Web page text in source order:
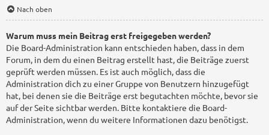
Nach oben
Warum muss mein Beitrag erst freigegeben werden?
Die Board-Administration kann entschieden haben, dass in dem
Forum, in dem du einen Beitrag erstellt hast, die Beiträge zuerst
geprüft werden müssen. Es ist auch möglich, dass die
Administration dich zu einer Gruppe von Benutzern hinzugefügt
hat, bei denen sie die Beiträge erst begutachten möchte, bevor sie
auf der Seite sichtbar werden. Bitte kontaktiere die Board-
Administration, wenn du weitere Informationen dazu benötigst.